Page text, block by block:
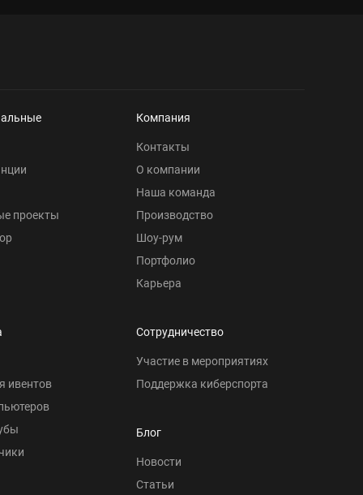
проекты
Компания
Контакты
О компании
Наша команда
Производство
Шоу-рум
Портфолио
Карьера
ивентов
Сотрудничество
Участие в мероприятиях
Поддержка киберспорта
Блог
Новости
Статьи